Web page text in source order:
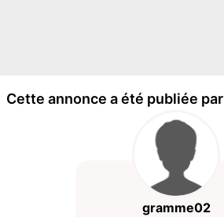
Cette annonce a été publiée par
gramme02